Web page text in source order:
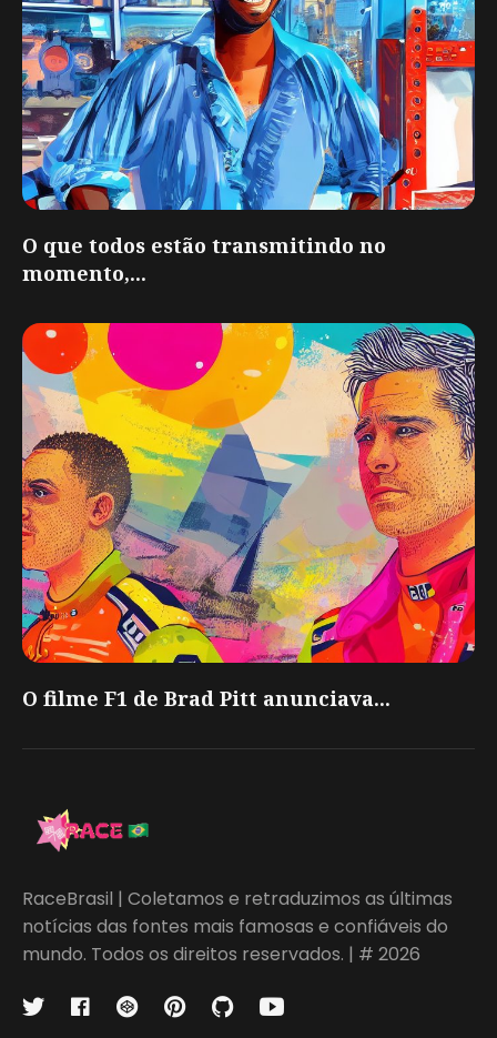
O que todos estão transmitindo no
momento,...
O filme F1 de Brad Pitt anunciava...
RaceBrasil | Coletamos e retraduzimos as últimas
notícias das fontes mais famosas e confiáveis do
mundo. Todos os direitos reservados. | # 2026